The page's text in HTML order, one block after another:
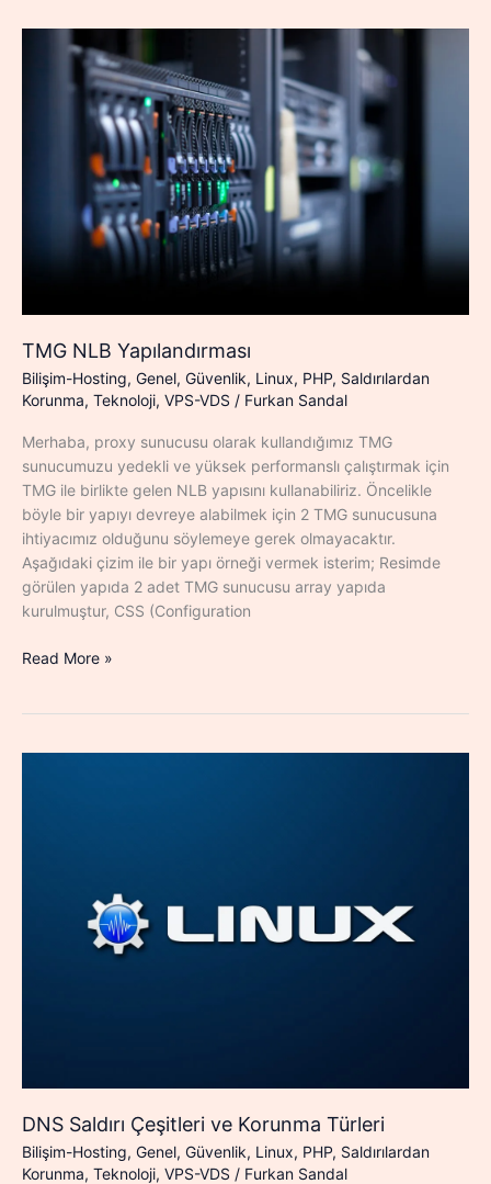
Cluster
Yapılandırması
TMG NLB Yapılandırması
Bilişim-Hosting, Genel, Güvenlik, Linux, PHP, Saldırılardan
Korunma, Teknoloji, VPS-VDS / Furkan Sandal
Merhaba, proxy sunucusu olarak kullandığımız TMG
sunucumuzu yedekli ve yüksek performanslı çalıştırmak için
TMG ile birlikte gelen NLB yapısını kullanabiliriz. Öncelikle
böyle bir yapıyı devreye alabilmek için 2 TMG sunucusuna
ihtiyacımız olduğunu söylemeye gerek olmayacaktır.
Aşağıdaki çizim ile bir yapı örneği vermek isterim; Resimde
görülen yapıda 2 adet TMG sunucusu array yapıda
kurulmuştur, CSS (Configuration
TMG
Read More »
DNS Saldırı Çeşitleri ve Korunma Türleri
Bilişim-Hosting, Genel, Güvenlik, Linux, PHP, Saldırılardan
Korunma, Teknoloji, VPS-VDS / Furkan Sandal